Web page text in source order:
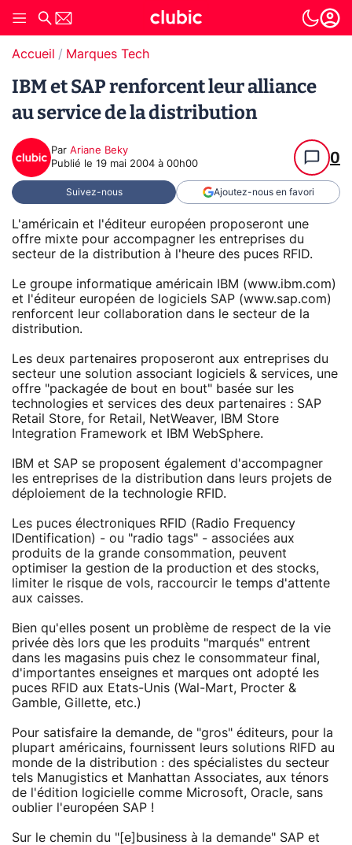
Accueil Marques Tech
IBM et SAP renforcent leur alliance
au service de la distribution
Par Ariane Beky
Publié le 19 mai 2004 à 00h00 0
Suivez-nous Ajoutez-nous en favori
L'américain et l'éditeur européen proposeront une
offre mixte pour accompagner les entreprises du
secteur de la distribution à l'heure des puces RFID.
Le groupe informatique américain IBM (www.ibm.com)
et l'éditeur européen de logiciels SAP (www.sap.com)
renforcent leur collaboration dans le secteur de la
distribution.
Les deux partenaires proposeront aux entreprises du
secteur une solution associant logiciels & services, une
offre "packagée de bout en bout" basée sur les
technologies et services des deux partenaires : SAP
Retail Store, for Retail, NetWeaver, IBM Store
Integration Framework et IBM WebSphere.
IBM et SAP se proposent également d'accompagner
les entreprises de la distribution dans leurs projets de
déploiement de la technologie RFID.
Les puces électroniques RFID (Radio Frequency
IDentification) - ou "radio tags" - associées aux
produits de la grande consommation, peuvent
optimiser la gestion de la production et des stocks,
limiter le risque de vols, raccourcir le temps d'attente
aux caisses.
Bien qu'elles posent un problème de respect de la vie
privée dès lors que les produits "marqués" entrent
dans les magasins puis chez le consommateur final,
d'importantes enseignes et marques ont adopté les
puces RFID aux Etats-Unis (Wal-Mart, Procter &
Gamble, Gillette, etc.)
Pour satisfaire la demande, de "gros" éditeurs, pour la
plupart américains, fournissent leurs solutions RIFD au
monde de la distribution : des spécialistes du secteur
tels Manugistics et Manhattan Associates, aux ténors
de l'édition logicielle comme Microsoft, Oracle, sans
oublier l'européen SAP !
Sur le chemin du "[e]business à la demande" SAP et